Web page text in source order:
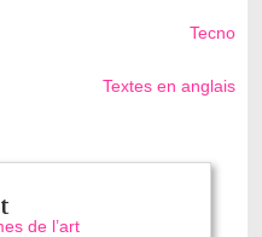
Tecno
Textes en anglais
de l’art